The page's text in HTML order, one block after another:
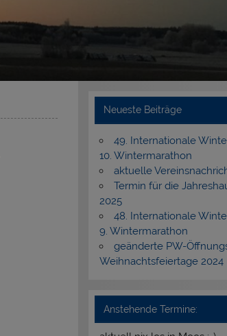
Neueste Beiträge
49. Internationale
10. Wintermarathon
aktuelle
Termin für die
2025
48. Internationale
9. Wintermarathon
geänderte PW-
Weihnachtsfeiertage 2024
Anstehende Termine: